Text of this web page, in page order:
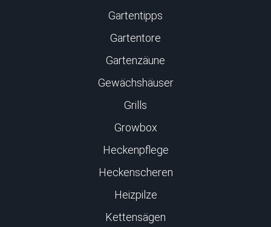
Gartentipps
Gartentore
Gartenzäune
Gewächshäuser
Grills
Growbox
Heckenpflege
Heckenscheren
Heizpilze
Kettensägen